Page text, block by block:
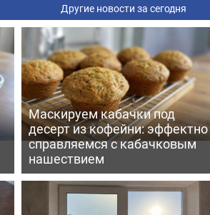
Другие новости за сегодня
Маскируем кабачки под
десерт из кофейни: эффектно
справляемся с кабачковым
нашествием